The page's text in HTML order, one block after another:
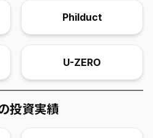
Philduct
U-ZERO
投資実績